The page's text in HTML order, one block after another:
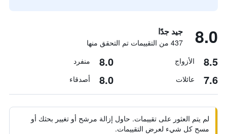
8.0 جيد جدًا
437 من التقييمات تم التحقق منها
8.5 الأزواج 8.0 منفرد
7.6 عائلات 8.0 أصدقاء
لم يتم العثور على تقييمات. حاول إزالة مرشح أو تغيير بحثك أو
مسح كل شيء لعرض التقييمات.